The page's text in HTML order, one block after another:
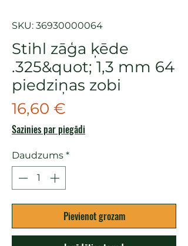
SKU: 36930000064
Stihl zāģa ķēde
.325&quot; 1,3 mm 64
piedziņas zobi
16,60 €
Sazinies par piegādi
Daudzums *
Pievienot grozam